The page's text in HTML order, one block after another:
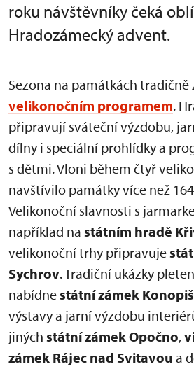
roku návštěvníky čeká
Hradozámecký advent.
Sezona na památkách tradičně
velikonočním programem.
připravují sváteční výzdobu,
dílny i speciální prohlídky a
s dětmi. Vloni během čtyř
navštívilo památky více než
Velikonoční slavnosti s
například na státním hradě
velikonoční trhy připravuje
Sychrov. Tradiční ukázky
nabídnestátní zámek
výstavy a jarní výzdobu
jiných státní zámek Opočno,
zámek Rájec nad Svitavou a